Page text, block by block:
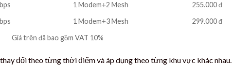
1 Modem+2 Mesh
255.000 đ
1 Modem+3 Mesh
299.000 đ
Giá trên đã bao gồm VAT 10%
đổi theo từng thời điểm và áp dụng theo từng khu vực khác nhau.